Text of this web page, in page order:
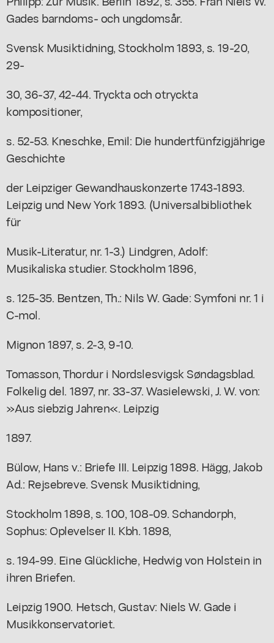
Gades barndoms- och ungdomsår.
Svensk Musiktidning, Stockholm 1893, s. 19-20,
29-
30, 36-37, 42-44. Tryckta och otryckta
kompositioner,
s. 52-53. Kneschke, Emil: Die hundertfünfzigjährige
Geschichte
der Leipziger Gewandhauskonzerte 1743-1893.
Leipzig und New York 1893. (Universalbibliothek
für
Musik-Literatur, nr. 1-3.) Lindgren, Adolf:
Musikaliska studier. Stockholm 1896,
s. 125-35. Bentzen, Th.: Nils W. Gade: Symfoni nr. 1 i
C-mol.
Mignon 1897, s. 2-3, 9-10.
Tomasson, Thordur i Nordslesvigsk Søndagsblad.
Folkelig del. 1897, nr. 33-37. Wasielewski, J. W. von:
»Aus siebzig Jahren«. Leipzig
1897.
Bülow, Hans v.: Briefe III. Leipzig 1898. Hägg, Jakob
Ad.: Rejsebreve. Svensk Musiktidning,
Stockholm 1898, s. 100, 108-09. Schandorph,
Sophus: Oplevelser II. Kbh. 1898,
s. 194-99. Eine Glückliche, Hedwig von Holstein in
ihren Briefen.
Leipzig 1900. Hetsch, Gustav: Niels W. Gade i
Musikkonservatoriet.